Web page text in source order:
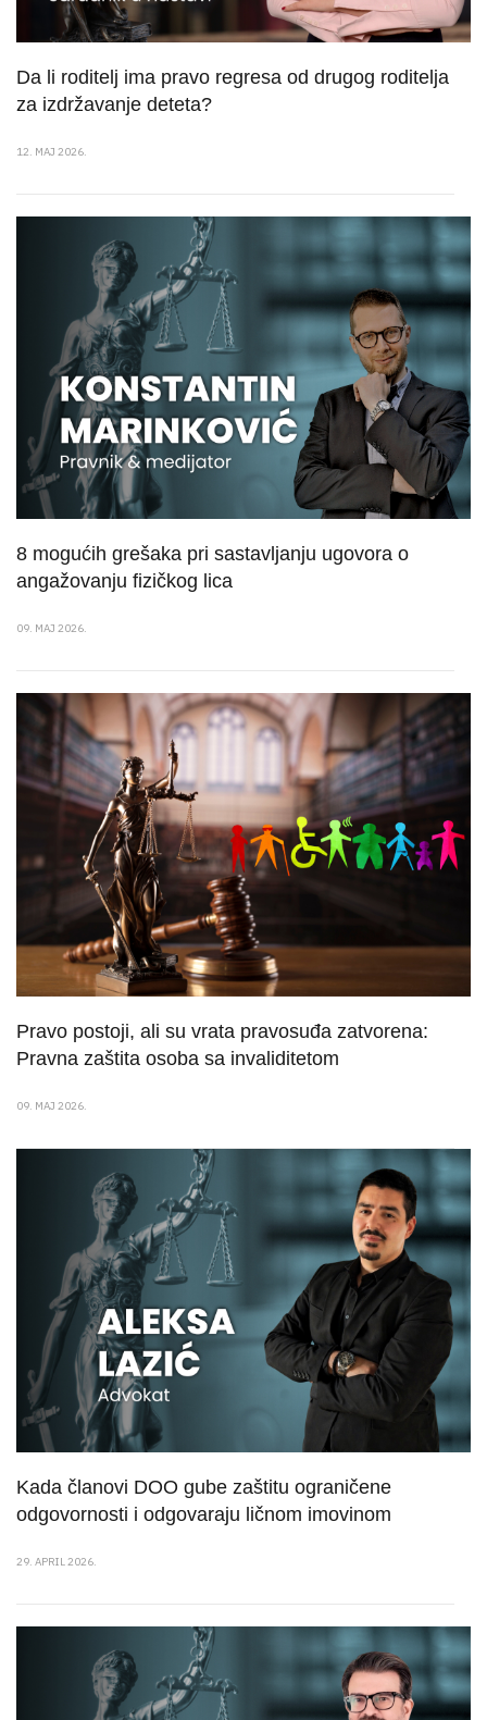
Da li roditelj ima pravo regresa od drugog roditelja
za izdržavanje deteta?
12. MAJ 2026.
8 mogućih grešaka pri sastavljanju ugovora o
angažovanju fizičkog lica
09. MAJ 2026.
Pravo postoji, ali su vrata pravosuđa zatvorena:
Pravna zaštita osoba sa invaliditetom
09. MAJ 2026.
Kada članovi DOO gube zaštitu ograničene
odgovornosti i odgovaraju ličnom imovinom
29. APRIL 2026.